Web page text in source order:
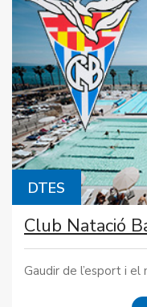
DTES
Club Natació
Gaudir de l’esport i el